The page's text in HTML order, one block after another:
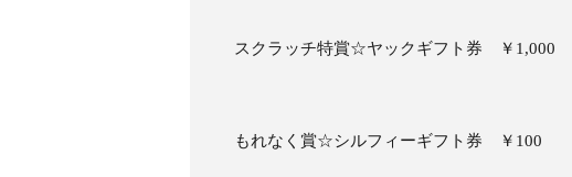
スクラッチ特賞☆ヤックギフト券 ￥1,000
もれなく賞☆シルフィーギフト券 ￥100